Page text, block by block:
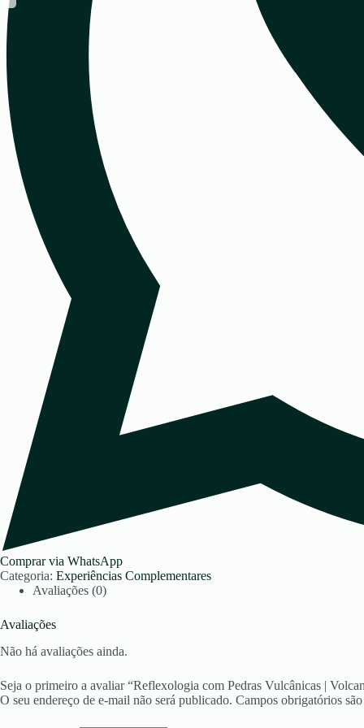
Comprar via WhatsApp
Categoria: Experiências Complementares
Avaliações (0)
Avaliações
Não há avaliações ainda.
Seja o primeiro a avaliar “Reflexologia com Pedras Vulcânicas |
O seu endereço de e-mail não será publicado. Campos obrigatórios